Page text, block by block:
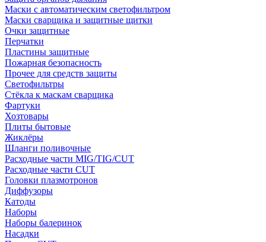
Маски с автоматическим светофильтром
Маски сварщика и защитные щитки
Очки защитные
Перчатки
Пластины защитные
Пожарная безопасность
Прочее для средств защиты
Светофильтры
Стёкла к маскам сварщика
Фартуки
Хозтовары
Плиты бытовые
Жиклёры
Шланги поливочные
Расходные части MIG/TIG/CUT
Расходные части CUT
Головки плазмотронов
Диффузоры
Катоды
Наборы
Наборы балеринок
Насадки